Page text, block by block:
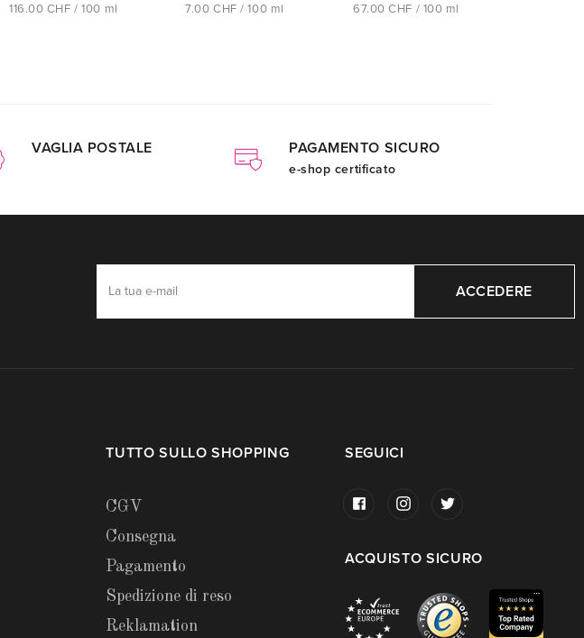
116.00 CHF / 100 ml 7.00 CHF / 100 ml 67.00 CHF / 100 ml
VAGLIA POSTALE PAGAMENTO SICURO
e-shop certificato
ACCEDERE
TUTTO SULLO SHOPPING
CGV
Consegna
Pagamento
Spedizione di reso
Reklamation
SEGUICI
ACQUISTO SICURO